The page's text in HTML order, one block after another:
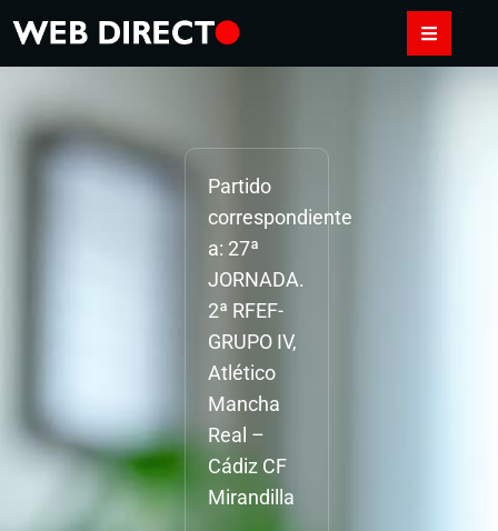
Partido
correspondiente
a: 27ª
JORNADA.
2ª RFEF-
GRUPO IV,
Atlético
Mancha
Real –
Cádiz CF
Mirandilla